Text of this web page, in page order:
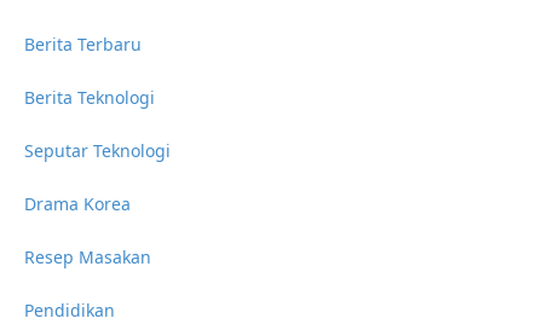
Berita Terbaru
Berita Teknologi
Seputar Teknologi
Drama Korea
Resep Masakan
Pendidikan